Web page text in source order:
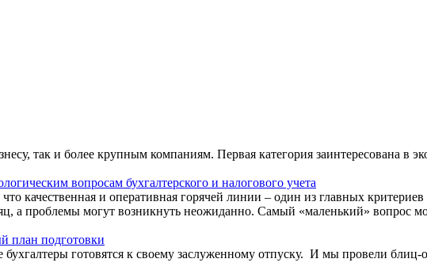
так и более крупным компаниям. Первая категория заинтересована в
вопросам бухгалтерского и налогового учета
качественная и оперативная горячей линии – один из главных
а проблемы могут возникнуть неожиданно. Самый «маленький» вопрос
план подготовки
готовятся к своему заслуженному отпуску. И мы провели блиц-